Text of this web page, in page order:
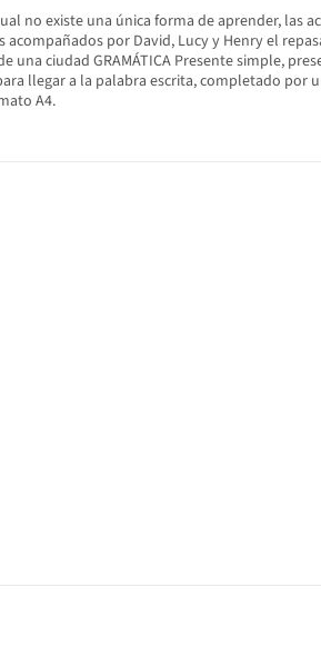
no existe una única forma de aprender, las
por David, Lucy y Henry el
una ciudad GRAMÁTICA Presente simple,
llegar a la palabra escrita, completado por
A4.